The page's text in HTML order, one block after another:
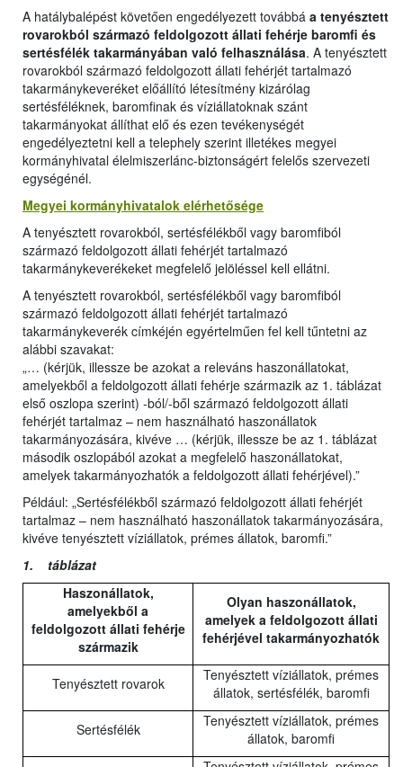
A hatálybalépést követően engedélyezett továbbá a tenyésztett
rovarokból származó feldolgozott állati fehérje baromfi és
sertésfélék takarmányában való felhasználása. A tenyésztett
rovarokból származó feldolgozott állati fehérjét tartalmazó
takarmánykeveréket előállító létesítmény kizárólag
sertésféléknek, baromfinak és víziállatoknak szánt
takarmányokat állíthat elő és ezen tevékenységét
engedélyeztetni kell a telephely szerint illetékes megyei
kormányhivatal élelmiszerlánc-biztonságért felelős szervezeti
egységénél.
Megyei kormányhivatalok elérhetősége
A tenyésztett rovarokból, sertésfélékből vagy baromfiból
származó feldolgozott állati fehérjét tartalmazó
takarmánykeverékeket megfelelő jelöléssel kell ellátni.
A tenyésztett rovarokból, sertésfélékből vagy baromfiból
származó feldolgozott állati fehérjét tartalmazó
takarmánykeverék címkéjén egyértelműen fel kell tűntetni az
alábbi szavakat:
„… (kérjük, illessze be azokat a releváns haszonállatokat,
amelyekből a feldolgozott állati fehérje származik az 1. táblázat
első oszlopa szerint) -ból/-ből származó feldolgozott állati
fehérjét tartalmaz – nem használható haszonállatok
takarmányozására, kivéve … (kérjük, illessze be az 1. táblázat
második oszlopából azokat a megfelelő haszonállatokat,
amelyek takarmányozhatók a feldolgozott állati fehérjével).”
Például: „Sertésfélékből származó feldolgozott állati fehérjét
tartalmaz – nem használható haszonállatok takarmányozására,
kivéve tenyésztett víziállatok, prémes állatok, baromfi.”
1. táblázat
Haszonállatok,
amelyekből a
feldolgozott állati fehérje
származik
Olyan haszonállatok,
amelyek a feldolgozott állati
fehérjével takarmányozhatók
Tenyésztett rovarok
Tenyésztett víziállatok, prémes
állatok, sertésfélék, baromfi
Sertésfélék
Tenyésztett víziállatok, prémes
állatok, baromfi